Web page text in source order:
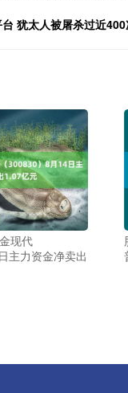
犹太人被屠杀过近
现代
主力资金净卖出